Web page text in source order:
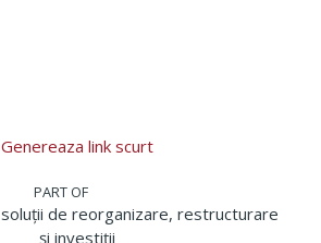
Genereaza link scurt